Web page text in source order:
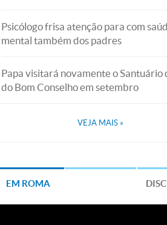
Psicólogo frisa atenção para com
mental também dos padres
Papa visitará novamente o Santuário
do Bom Conselho em setembro
VEJA MAIS »
EM ROMA